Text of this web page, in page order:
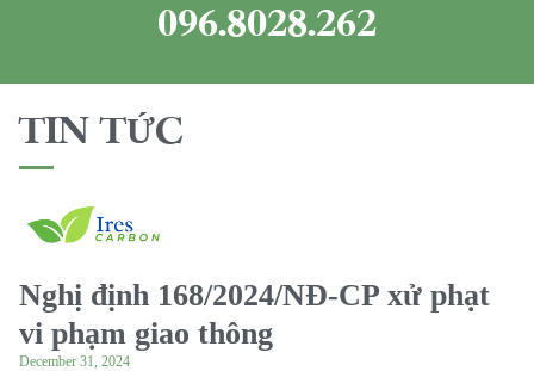
096.8028.262
TIN TỨC
Nghị định 168/2024/NĐ-CP xử phạt
vi phạm giao thông
December 31, 2024